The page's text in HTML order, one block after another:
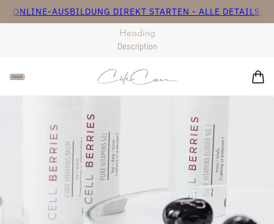
ONLINE-AUSBILDUNG DIREKT STARTEN - ALLE DETAILS:
Heading
Description